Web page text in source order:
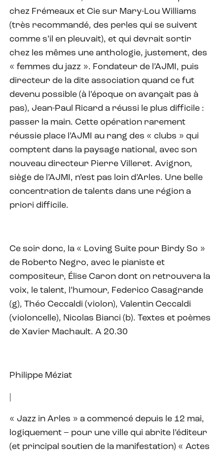
chez Frémeaux et Cie sur Mary-Lou Williams
(très recommandé, des perles qui se suivent
comme s’il en pleuvait), et qui devrait sortir
chez les mêmes une anthologie, justement, des
« femmes du jazz ». Fondateur de l’AJMI, puis
directeur de la dite association quand ce fut
devenu possible (à l’époque on avançait pas à
pas), Jean-Paul Ricard a réussi le plus difficile :
passer la main. Cette opération rarement
réussie place l’AJMI au rang des « clubs » qui
comptent dans la paysage national, avec son
nouveau directeur Pierre Villeret. Avignon,
siège de l’AJMI, n’est pas loin d’Arles. Une belle
concentration de talents dans une région a
priori difficile.
Ce soir donc, la « Loving Suite pour Birdy So »
de Roberto Negro, avec le pianiste et
compositeur, Élise Caron dont on retrouvera la
voix, le talent, l’humour, Federico Casagrande
(g), Théo Ceccaldi (violon), Valentin Ceccaldi
(violoncelle), Nicolas Bianci (b). Textes et poèmes
de Xavier Machault. A 20.30
Philippe Méziat
« Jazz in Arles » a commencé depuis le 12 mai,
logiquement – pour une ville qui abrite l’éditeur
(et principal soutien de la manifestation) « Actes